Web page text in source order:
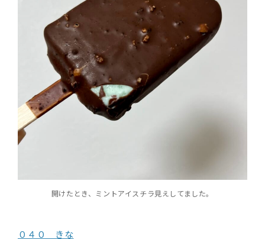
開けたとき、ミントアイスチラ見えしてました。
０４０ きな